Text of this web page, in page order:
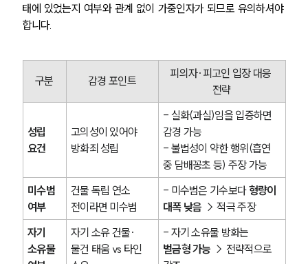
그룹소개
오시는 길
글로벌 파트너 로펌
고객의 소리
통합검색
AI대륜
업무사례
형사 주요 업무사례
사례분석/최신동향
형사 법률정보
태에 있었는지 여부와 관계 없이 가중인자가 되므로 유의하셔야
합니다.
구분 감경 포인트
피의자·피고인 입장 대응
전략
성립
요건
고의성이 있어야
방화죄 성립
- 실화(과실)임을 입증하면
감경 가능
- 불법성이 약한 행위(흡연
중 담배꽁초 등) 주장 가능
미수범
여부
건물 독립 연소
전이라면 미수범
- 미수범은 기수보다 형량이
대폭 낮음 → 적극 주장
자기
소유물
자기 소유 건물·
물건 태움 vs 타인
- 자기 소유물 방화는
벌금형 가능 → 전략적으로